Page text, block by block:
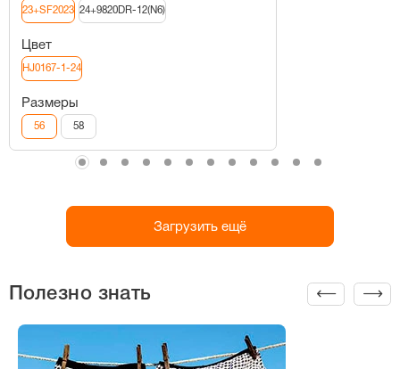
23+SF2023 24+9820DR-12(N6)
Цвет
HJ0167-1-24
Размеры
56 58
Загрузить ещё
Полезно знать